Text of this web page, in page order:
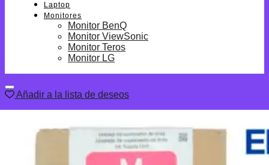
Laptop
Monitores
Monitor BenQ
Monitor ViewSonic
Monitor Teros
Monitor LG
Añadir a la lista de deseos